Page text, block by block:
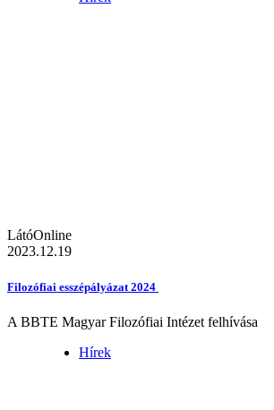
LátóOnline
2023.12.19
Filozófiai esszépályázat 2024
A BBTE Magyar Filozófiai Intézet felhívása
Hírek